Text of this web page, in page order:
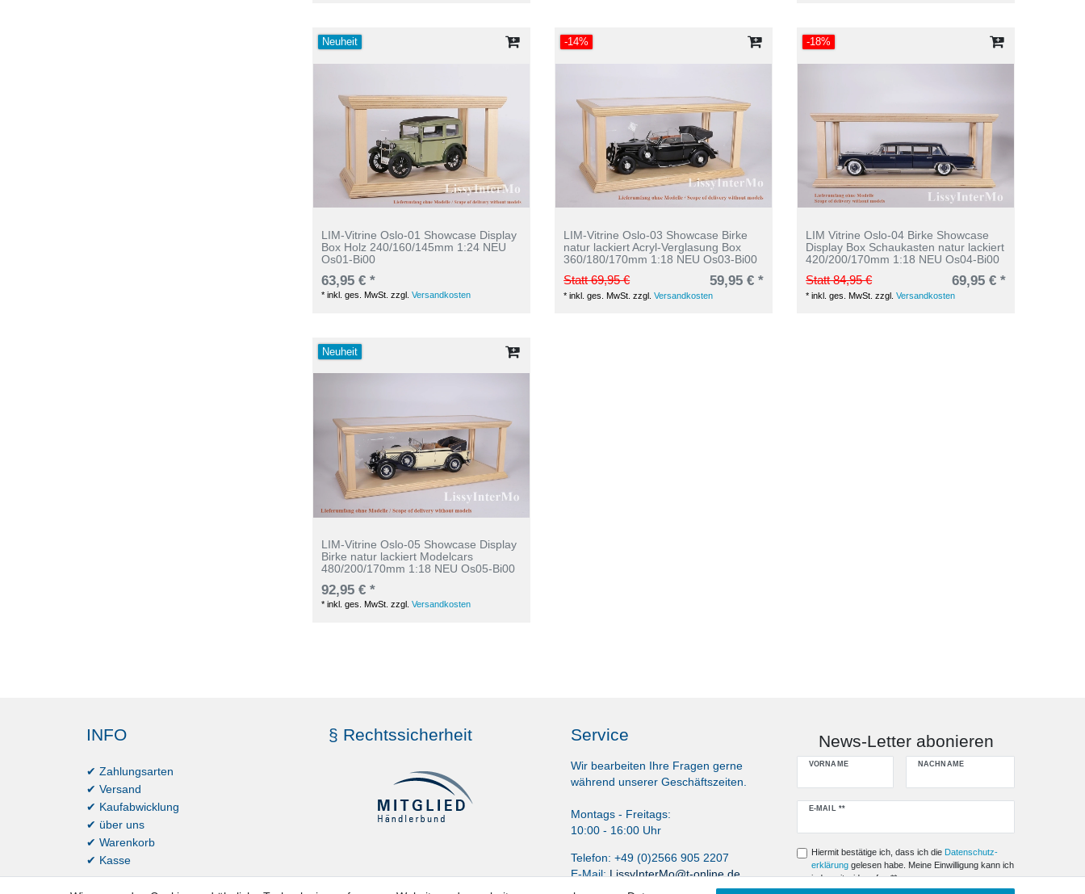
Neuheit
LIM-Vitrine Oslo-01 Showcase Display
Box Holz 240/160/145mm 1:24 NEU
Os01-Bi00
63,95 € *
*inkl. ges. MwSt. zzgl.Versandkosten
-14%
LIM-Vitrine Oslo-03 Showcase Birke
natur lackiert Acryl-Verglasung Box
360/180/170mm 1:18 NEU Os03-Bi00
Statt 69,95 € 59,95 € *
*inkl. ges. MwSt. zzgl.Versandkosten
-18%
LIM Vitrine Oslo-04 Birke Showcase
Display Box Schaukasten natur lackiert
420/200/170mm 1:18 NEU Os04-Bi00
Statt 84,95 € 69,95 € *
*inkl. ges. MwSt. zzgl.Versandkosten
Neuheit
LIM-Vitrine Oslo-05 Showcase Display
Birke natur lackiert Modelcars
480/200/170mm 1:18 NEU Os05-Bi00
92,95 € *
*inkl. ges. MwSt. zzgl.Versandkosten
INFO
✔ Zahlungsarten
✔ Versand
✔ Kaufabwicklung
✔ über uns
✔ Warenkorb
✔ Kasse
§ Rechtssicherheit Service
Wir bearbeiten Ihre Fragen gerne
während unserer Geschäftszeiten.
Montags - Freitags:
10:00 - 16:00 Uhr
Telefon: +49 (0)2566 905 2207
E-Mail: LissyInterMo@t-online.de
News-Letter abonieren
VORNAME NACHNAME
E-MAIL **
Newsletter
Hiermit bestätige ich, dass ich die Daten­schutz­
erklärunggelesen habe. Meine Einwilligung kann ich
jederzeit widerrufen.**